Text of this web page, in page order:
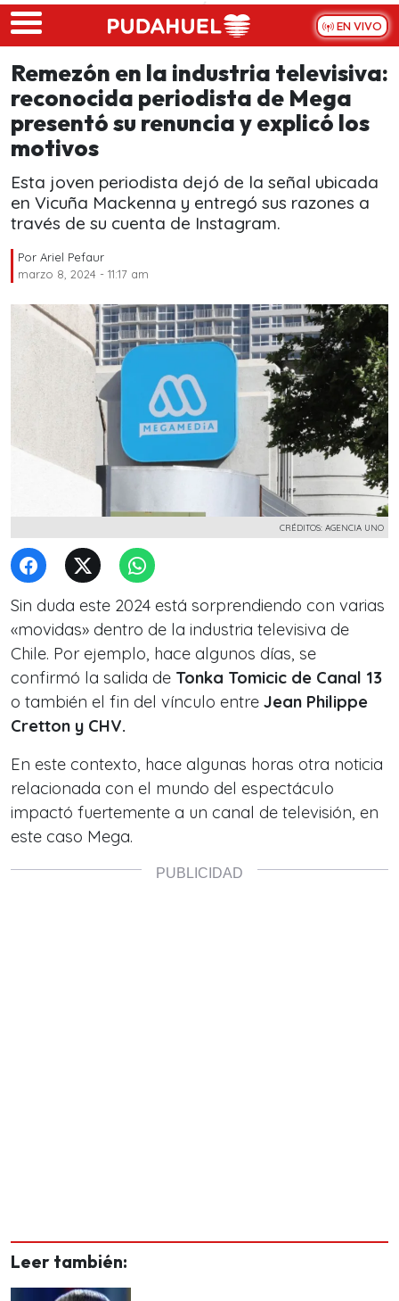
Skip to main content
EN VIVO
Remezón en la industria televisiva:
reconocida periodista de Mega
presentó su renuncia y explicó los
motivos
Esta joven periodista dejó de la señal ubicada
en Vicuña Mackenna y entregó sus razones a
través de su cuenta de Instagram.
Por Ariel Pefaur
marzo 8, 2024 - 11:17 am
CRÉDITOS: AGENCIA UNO
Sin duda este 2024 está sorprendiendo con varias
«movidas» dentro de la industria televisiva de
Chile. Por ejemplo, hace algunos días, se
confirmó la salida de Tonka Tomicic de Canal 13
o también el fin del vínculo entre Jean Philippe
Cretton y CHV.
En este contexto, hace algunas horas otra noticia
relacionada con el mundo del espectáculo
impactó fuertemente a un canal de televisión, en
este caso Mega.
Leer también: